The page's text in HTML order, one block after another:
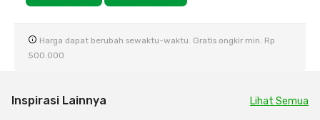
Harga dapat berubah sewaktu-waktu. Gratis ongkir min. Rp
500.000
Inspirasi Lainnya Lihat Semua